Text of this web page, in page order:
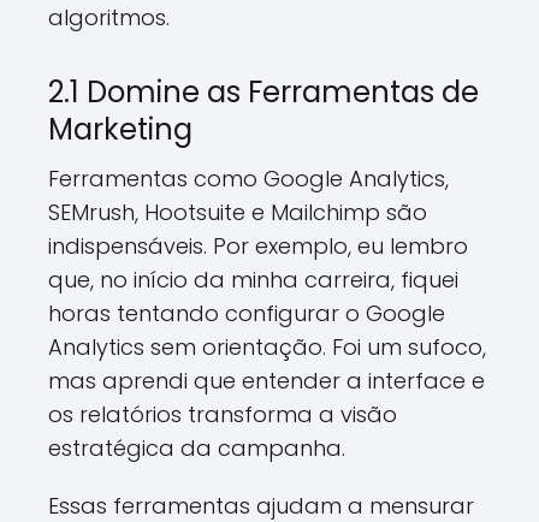
algoritmos.
2.1 Domine as Ferramentas de
Marketing
Ferramentas como Google Analytics,
SEMrush, Hootsuite e Mailchimp são
indispensáveis. Por exemplo, eu lembro
que, no início da minha carreira, fiquei
horas tentando configurar o Google
Analytics sem orientação. Foi um sufoco,
mas aprendi que entender a interface e
os relatórios transforma a visão
estratégica da campanha.
Essas ferramentas ajudam a mensurar